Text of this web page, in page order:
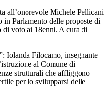
all’onorevole Michele Pellicani
in Parlamento delle proposte di
di voto ai 18enni. A cura di
Iolanda Filocamo, insegnante
al Comune di
strutturali che affliggono
per lo svilupparsi delle